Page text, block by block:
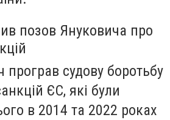
позов Януковича про
програв судову боротьбу
ЄС, які були
в 2014 та 2022 роках